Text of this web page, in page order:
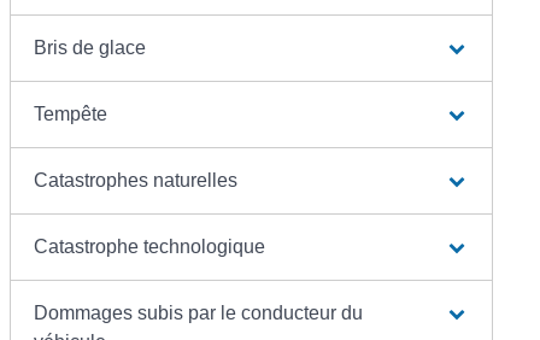
Bris de glace
Tempête
Catastrophes naturelles
Catastrophe technologique
Dommages subis par le conducteur du